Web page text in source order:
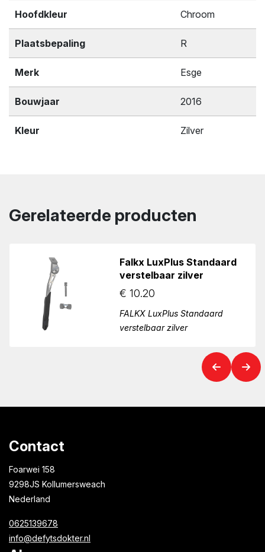
Hoofdkleur Chroom
Plaatsbepaling R
Merk Esge
Bouwjaar 2016
Kleur Zilver
Gerelateerde producten
Falkx LuxPlus Standaard
verstelbaar zilver
€ 10.20
FALKX LuxPlus Standaard
verstelbaar zilver
Contact
Foarwei 158
9298JS Kollumersweach
Nederland
0625139678
info@defytsdokter.nl